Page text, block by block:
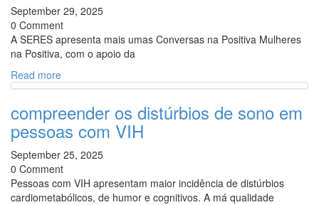
September 29, 2025
0 Comment
A SERES apresenta mais umas Conversas na Positiva Mulheres
na Positiva, com o apoio da
Read more
compreender os distúrbios de sono em
pessoas com VIH
September 25, 2025
0 Comment
Pessoas com VIH apresentam maior incidência de distúrbios
cardiometabólicos, de humor e cognitivos. A má qualidade